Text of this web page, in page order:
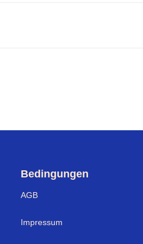
Bedingungen
AGB
Impressum